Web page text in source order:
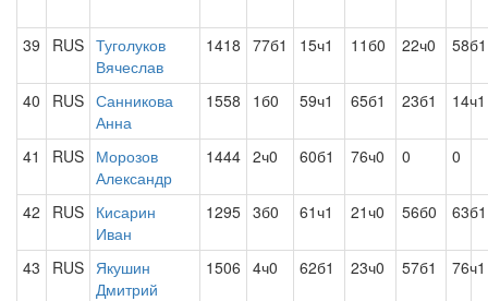
39 RUS Туголуков
Вячеслав
1418 77б1 15ч1 11б0 22ч0 58б1
40 RUS Санникова
Анна
1558 1б0 59ч1 65б1 23б1 14ч1
41 RUS Морозов
Александр
1444 2ч0 60б1 76ч0 0 0
42 RUS Кисарин
Иван
1295 3б0 61ч1 21ч0 56б0 63б1
43 RUS Якушин
Дмитрий
1506 4ч0 62б1 23ч0 57б1 76ч1